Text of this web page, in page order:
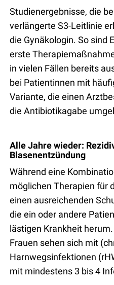
Studienergebnisse, die
verlängerte S3-Leitlinie
die Gynäkologin. So sind
erste
in vielen Fällen bereits
bei Patientinnen mit
Variante, die einen
die Antibiotikagabe
Alle Jahre wieder:
Blasenentzündung
Während eine
möglichen Therapien für
einen ausreichenden
die ein oder andere
lästigen Krankheit
Frauen sehen sich mit
Harnwegsinfektionen
mit mindestens 3 bis 4